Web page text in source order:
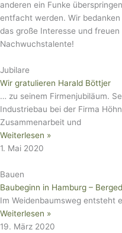
anderen ein Funke
entfacht werden. Wir
das große Interesse und
Nachwuchstalente!
Jubilare
Wir gratulieren Harald Böttjer
… zu seinem Firmenjubiläum.
Industriebau bei der Firma
Zusammenarbeit und
Weiterlesen »
1. Mai 2020
Bauen
Baubeginn in Hamburg –
Im Weidenbaumsweg entsteht
Weiterlesen »
19. März 2020